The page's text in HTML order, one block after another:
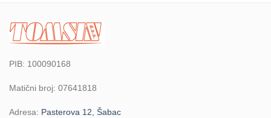
PIB: 100090168
Matični broj: 07641818
Adresa: Pasterova 12, Šabac